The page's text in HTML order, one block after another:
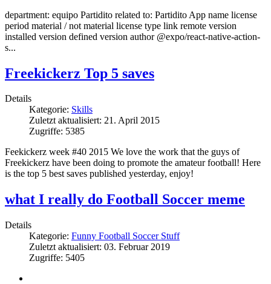
department: equipo Partidito related to: Partidito App name license
period material / not material license type link remote version
installed version defined version author @expo/react-native-action-
s...
Freekickerz Top 5 saves
Details
Kategorie: Skills
Zuletzt aktualisiert: 21. April 2015
Zugriffe: 5385
Feekickerz week #40 2015 We love the work that the guys of
Freekickerz have been doing to promote the amateur football! Here
is the top 5 best saves published yesterday, enjoy!
what I really do Football Soccer meme
Details
Kategorie: Funny Football Soccer Stuff
Zuletzt aktualisiert: 03. Februar 2019
Zugriffe: 5405